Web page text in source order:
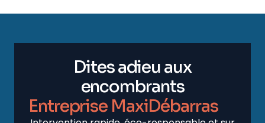
Dites adieu aux
encombrants
Entreprise MaxiDébarras